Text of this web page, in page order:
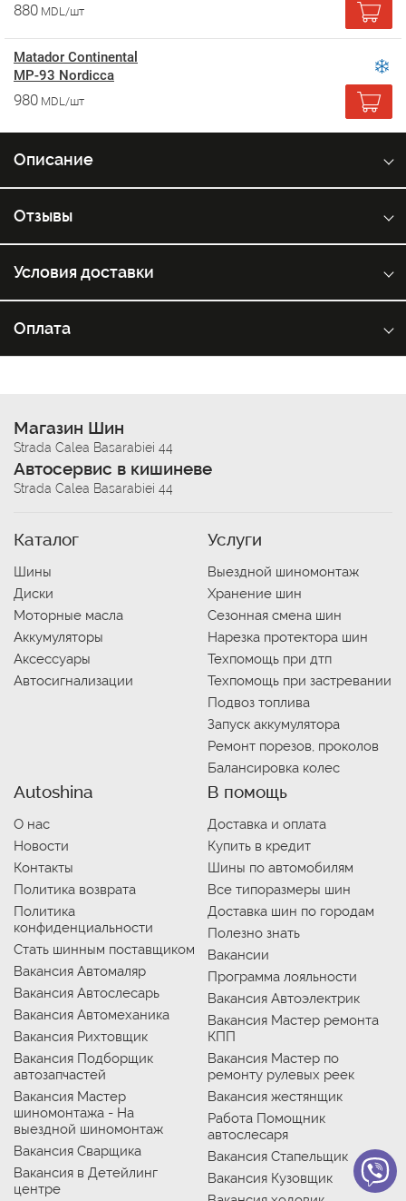
880 MDL/шт
Matador Continental
MP-93 Nordicca
980 MDL/шт
Описание
Отзывы
Условия доставки
Оплата
Магазин Шин
Strada Calea Basarabiei 44
Автосервис в кишиневе
Strada Calea Basarabiei 44
Каталог
Шины
Диски
Моторные масла
Аккумуляторы
Аксессуары
Автосигнализации
Услуги
Выездной шиномонтаж
Хранение шин
Сезонная смена шин
Нарезка протектора шин
Техпомощь при дтп
Техпомощь при застревании
Подвоз топлива
Запуск аккумулятора
Ремонт порезов, проколов
Балансировка колес
Autoshina
О нас
Новости
Контакты
Политика возврата
Политика
конфиденциальности
Стать шинным поставщиком
Вакансия Автомаляр
Вакансия Автослесарь
Вакансия Автомеханика
Вакансия Рихтовщик
Вакансия Подборщик
автозапчастей
Вакансия Мастер
шиномонтажа - На
выездной шиномонтаж
Вакансия Сварщика
Вакансия в Детейлинг
центре
В помощь
Доставка и оплата
Купить в кредит
Шины по автомобилям
Все типоразмеры шин
Доставка шин по городам
Полезно знать
Вакансии
Программа лояльности
Вакансия Автоэлектрик
Вакансия Мастер ремонта
КПП
Вакансия Мастер по
ремонту рулевых реек
Вакансия жестянщик
Работа Помощник
автослесаря
Вакансия Стапельщик
Вакансия Кузовщик